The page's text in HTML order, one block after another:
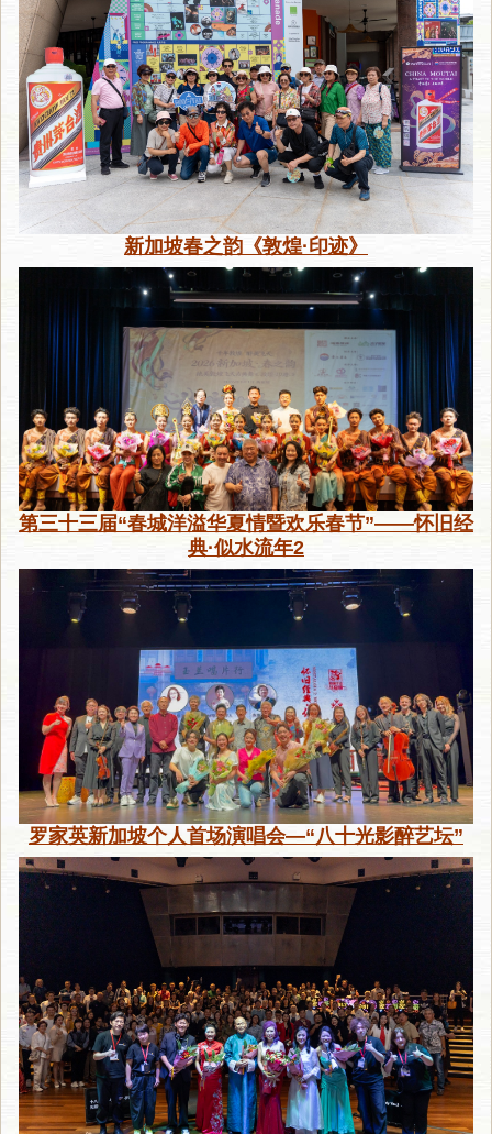
新加坡春之韵《敦煌·印迹》
第三十三届“春城洋溢华夏情暨欢乐春节”——怀旧经
典·似水流年2
罗家英新加坡个人首场演唱会—“八十光影醉艺坛”